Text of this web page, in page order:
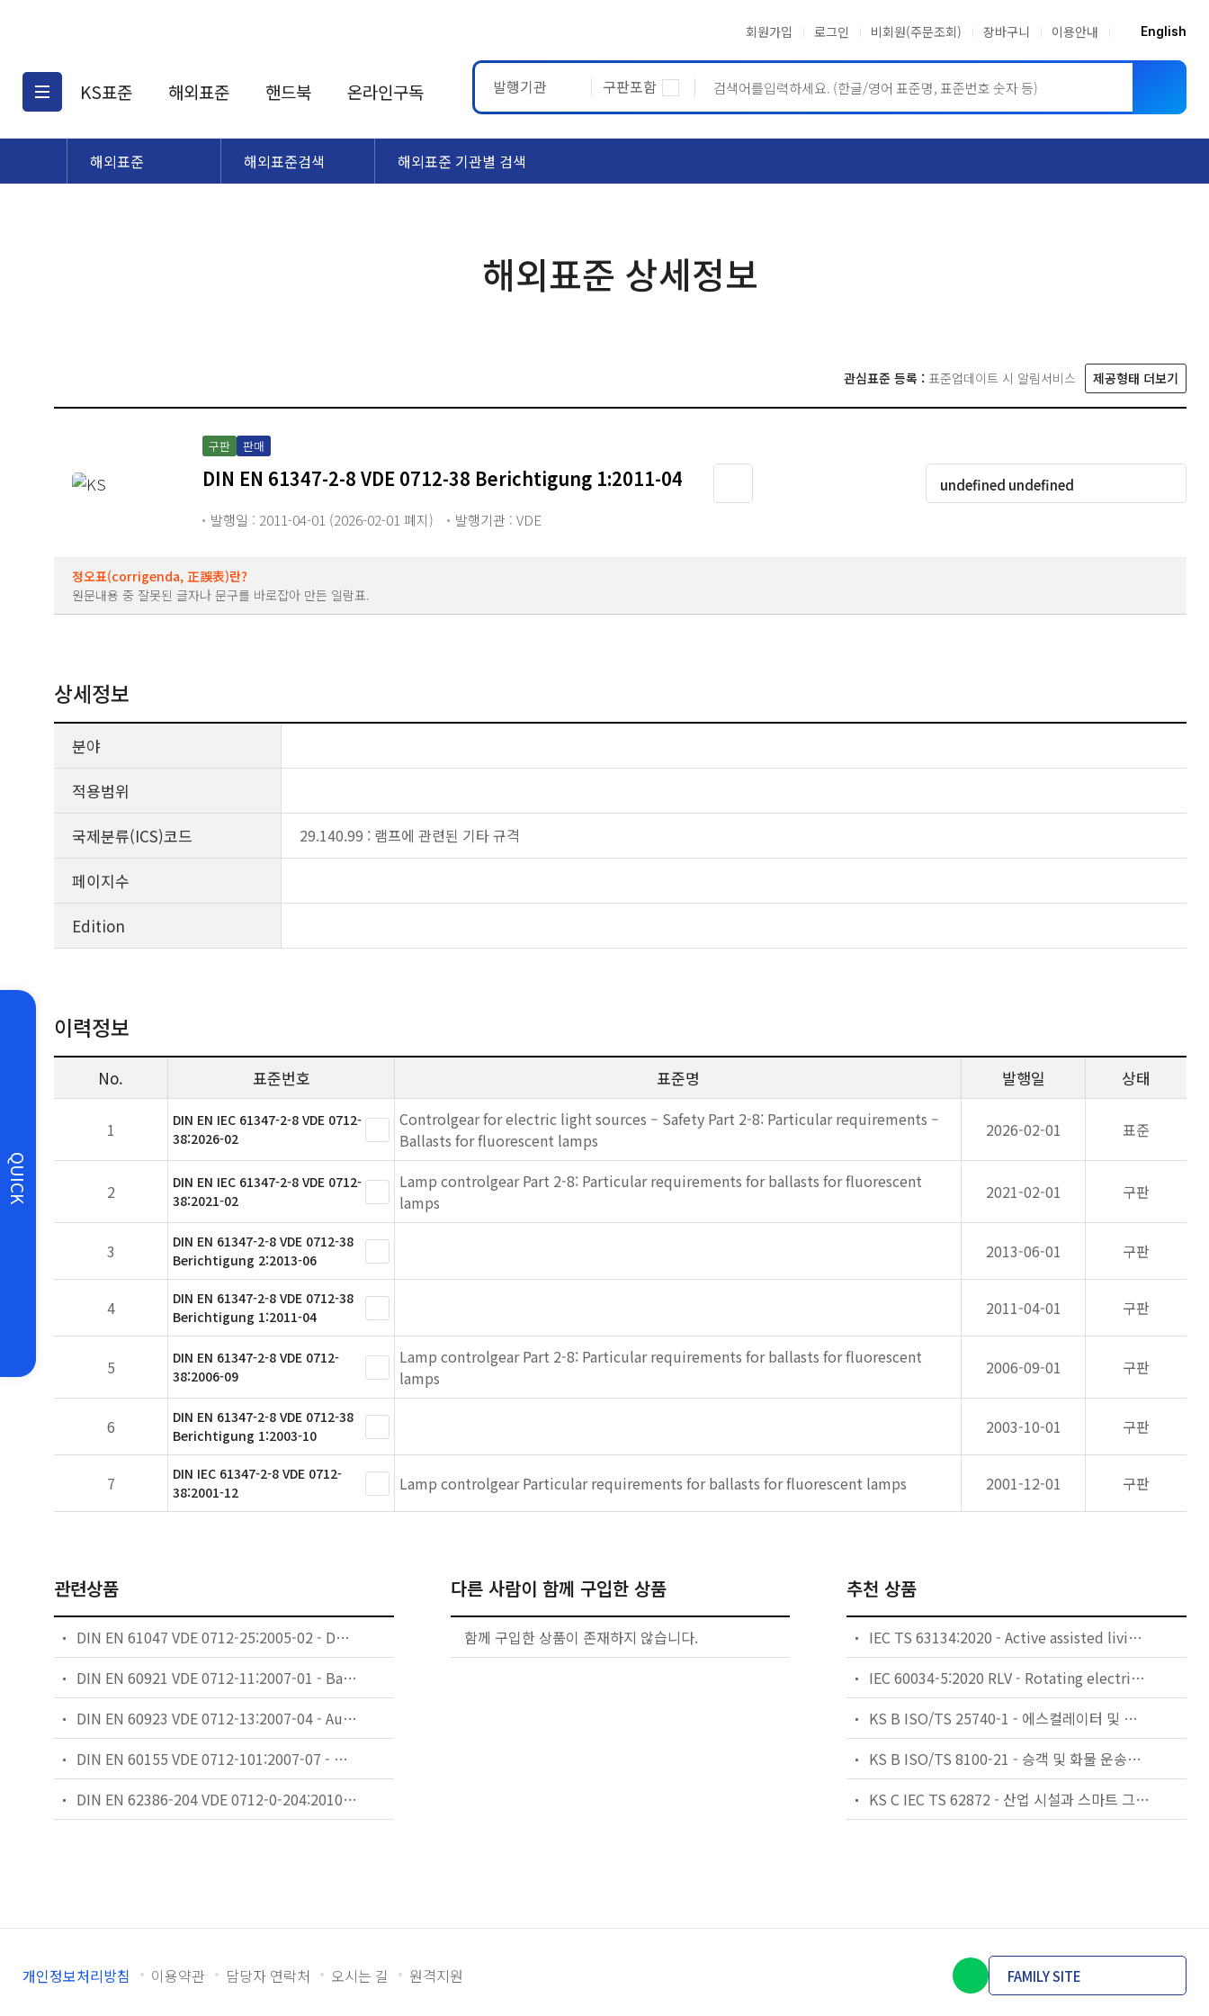
회원가입 로그인 비회원(주문조회) 장바구니 이용안내 English
KS표준
KS표준검색
해외표준
해외표준검색
핸드북 온라인구독 발행기관 구판포함
QUICK
해외표준 해외표준검색 해외표준 기관별 검색
해외표준 상세정보
관심표준 등록 : 표준업데이트 시 알림서비스 제공형태 더보기
구판 판매
DIN EN 61347-2-8 VDE 0712-38 Berichtigung 1:2011-04
발행일 : 2011-04-01 (2026-02-01 폐지) 발행기관 : VDE
undefined undefined
정오표(corrigenda, 正誤表)란?
원문내용 중 잘못된 글자나 문구를 바로잡아 만든 일람표.
상세정보
분야
적용범위
국제분류(ICS)코드
29.140.99 : 램프에 관련된 기타 규격
페이지수
Edition
이력정보
No. 표준번호 표준명 발행일 상태
1
DIN EN IEC 61347-2-8 VDE 0712-
38:2026-02
Controlgear for electric light sources – Safety Part 2-8: Particular requirements –
Ballasts for fluorescent lamps
2026-02-01 표준
2
DIN EN IEC 61347-2-8 VDE 0712-
38:2021-02
Lamp controlgear Part 2-8: Particular requirements for ballasts for fluorescent
lamps
2021-02-01 구판
3
DIN EN 61347-2-8 VDE 0712-38
Berichtigung 2:2013-06
2013-06-01 구판
4
DIN EN 61347-2-8 VDE 0712-38
Berichtigung 1:2011-04
2011-04-01 구판
5
DIN EN 61347-2-8 VDE 0712-
38:2006-09
Lamp controlgear Part 2-8: Particular requirements for ballasts for fluorescent
lamps
2006-09-01 구판
6
DIN EN 61347-2-8 VDE 0712-38
Berichtigung 1:2003-10
2003-10-01 구판
7
DIN IEC 61347-2-8 VDE 0712-
38:2001-12
Lamp controlgear Particular requirements for ballasts for fluorescent lamps 2001-12-01 구판
관련상품
DIN EN 61047 VDE 0712-25:2005-02 - DC or AC supplied electronic step-down convertors for filament lamps Performance requirements
DIN EN 60921 VDE 0712-11:2007-01 - Ballasts for tubular fluorescent lamps Performance requirements
DIN EN 60923 VDE 0712-13:2007-04 - Auxiliaries for lamps Ballasts for discharge lamps (excluding tubular fluorescent lamps) - Performance requirements
DIN EN 60155 VDE 0712-101:2007-07 - Glow-starters for fluorescent lamps (IEC 60155:1993 + A1:1995 + A2:2006); German version EN 60155:1995 + A1:1995 + A2:2007
DIN EN 62386-204 VDE 0712-0-204:2010-04 - Digital addressable lighting interface Part 204: Particular requirements for control gear � Low voltage halogen lamps (device type 3)
다른 사람이 함께 구입한 상품
함께 구입한 상품이 존재하지 않습니다.
추천 상품
IEC TS 63134:2020 - Active assisted living (AAL) use cases
IEC 60034-5:2020 RLV - Rotating electrical machines - Part 5: Degrees of protection provided by the integral design of rotating electrical machines (IP code) - Classification
KS B ISO/TS 25740-1 - 에스컬레이터 및 무빙워크에 대한 안전요건 — 제1부: 세계공통 필수 안전요건(GESRs)
KS B ISO/TS 8100-21 - 승객 및 화물 운송용 엘리베이터 —제21부: 세계공통 필수안전요건(GESRs)을 충족하는 세계공통 안전 파라미터(GSPs)
KS C IEC TS 62872 - 산업 시설과 스마트 그리드 사이의 산업 공정 측정, 제어 및 자동화 시스템 인터페이스
개인정보처리방침 이용약관 담당자 연락처 오시는 길 원격지원 FAMILY SITE